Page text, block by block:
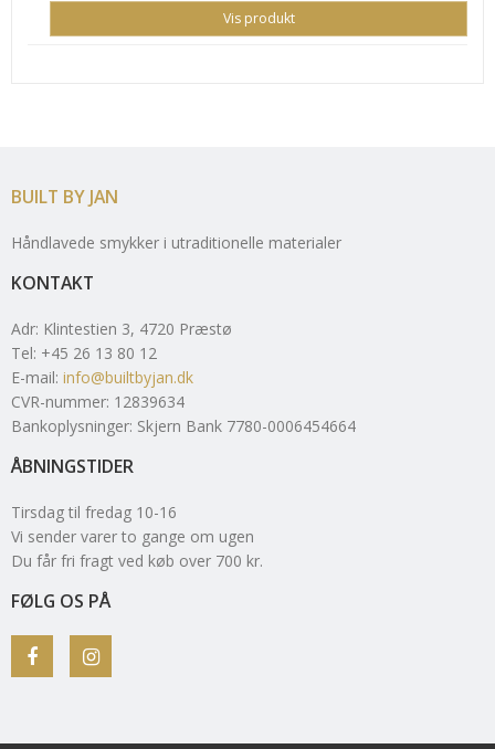
Vis produkt
BUILT BY JAN
Håndlavede smykker i utraditionelle materialer
KONTAKT
Adr: Klintestien 3, 4720 Præstø
Tel: +45 26 13 80 12
E-mail: info@builtbyjan.dk
CVR-nummer: 12839634
Bankoplysninger: Skjern Bank 7780-0006454664
ÅBNINGSTIDER
Tirsdag til fredag 10-16
Vi sender varer to gange om ugen
Du får fri fragt ved køb over 700 kr.
FØLG OS PÅ